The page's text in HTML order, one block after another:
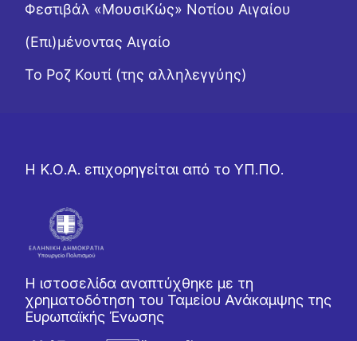
Φεστιβάλ «ΜουσιΚώς» Νοτίου Αιγαίου
(Επι)μένοντας Αιγαίο
Το Ροζ Κουτί (της αλληλεγγύης)
Η Κ.Ο.Α. επιχορηγείται από το ΥΠ.ΠΟ.
Η ιστοσελίδα αναπτύχθηκε με τη
χρηματοδότηση του Ταμείου Ανάκαμψης της
Ευρωπαϊκής Ένωσης